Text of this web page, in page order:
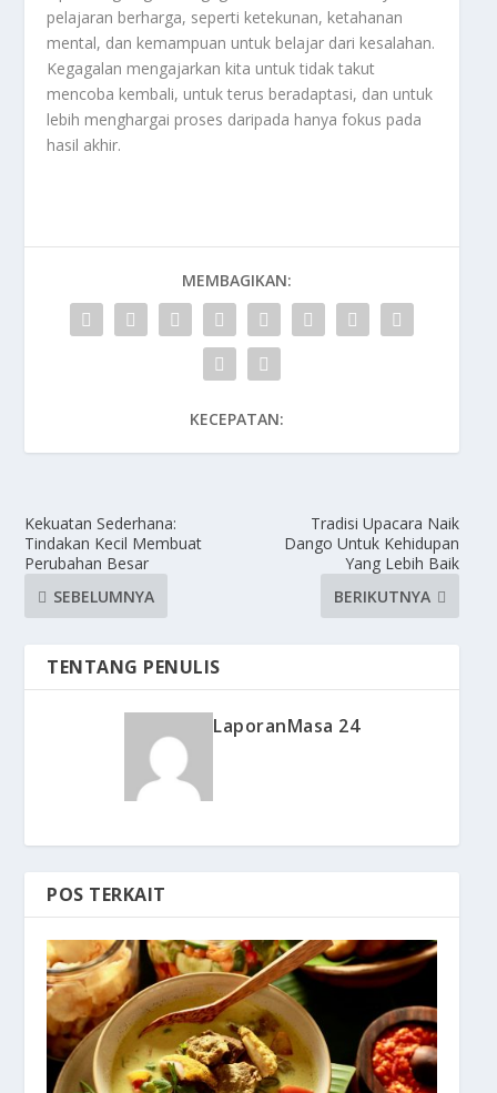
pelajaran berharga, seperti ketekunan, ketahanan
mental, dan kemampuan untuk belajar dari kesalahan.
Kegagalan mengajarkan kita untuk tidak takut
mencoba kembali, untuk terus beradaptasi, dan untuk
lebih menghargai proses daripada hanya fokus pada
hasil akhir.
MEMBAGIKAN:
KECEPATAN:
Kekuatan Sederhana:
Tindakan Kecil Membuat
Perubahan Besar
SEBELUMNYA
Tradisi Upacara Naik
Dango Untuk Kehidupan
Yang Lebih Baik
BERIKUTNYA
TENTANG PENULIS
LaporanMasa 24
POS TERKAIT